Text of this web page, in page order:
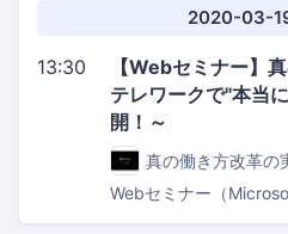
2020-03-19
13:30
【Webセミナー】
テレワークで"本当
開！～
真の働き方改革の
Webセミナー（